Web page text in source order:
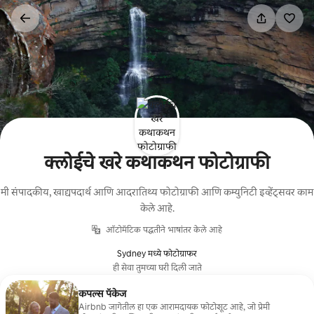
कंटेंटवर
जा
क्लोईचे खरे कथाकथन फोटोग्राफी
मी संपादकीय, खाद्यपदार्थ आणि आदरातिथ्य फोटोग्राफी आणि कम्युनिटी इव्हेंट्सवर काम
केले आहे.
ऑटोमॅटिक पद्धतीने भाषांतर केले आहे
Sydney मध्ये फोटोग्राफर
ही सेवा तुमच्या घरी दिली जाते
कपल्स पॅकेज
Airbnb जागेतील हा एक आरामदायक फोटोशूट आहे, जो प्रेमी